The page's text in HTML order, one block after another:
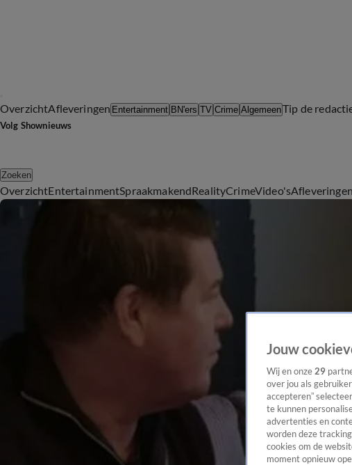
OverzichtAfleveringen Entertainment BN'ers TV Crime AlgemeenTip de
Volg Shownieuws
Zoeken
OverzichtEntertainmentSpraakmakendRealityCrimeVideo'sAfleveringen
Jouw
Wij en onze 29
over jou als
accepteren”
te kunnen
advertenties en
worden deze
cookies om de
moment opnieuw